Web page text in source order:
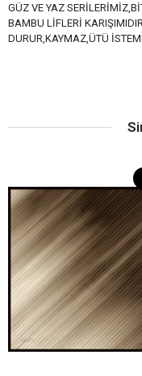
GÜZ VE YAZ
BAMBU LİFLERİ
DURUR,KAYMAZ,ÜTÜ